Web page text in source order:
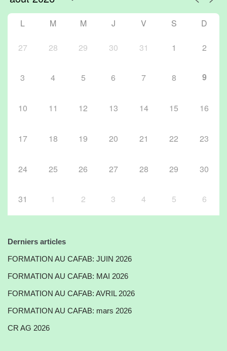
L M M J V S D
27 28 29 30 31 1 2
3 4 5 6 7 8 9
10 11 12 13 14 15 16
17 18 19 20 21 22 23
24 25 26 27 28 29 30
31 1 2 3 4 5 6
Derniers articles
FORMATION AU CAFAB: JUIN 2026
FORMATION AU CAFAB: MAI 2026
FORMATION AU CAFAB: AVRIL 2026
FORMATION AU CAFAB: mars 2026
CR AG 2026